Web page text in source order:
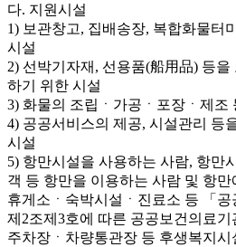
다. 지원시설
1) 보관창고, 집배송장, 복합화물터
시설
2) 선박기자재, 선용품(船用品) 등
하기 위한 시설
3) 화물의 조립ㆍ가공ㆍ포장ㆍ제조
4) 공공서비스의 제공, 시설관리 등
시설
5) 항만시설을 사용하는 사람, 항만
객 등 항만을 이용하는 사람 및 항
휴게소ㆍ숙박시설ㆍ진료소 등 「공
제2조제3호에 따른 공공보건의료기
주차장ㆍ차량통관장 등 후생복지시